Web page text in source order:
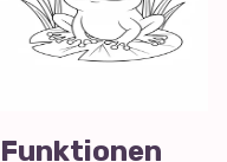
Funktionen